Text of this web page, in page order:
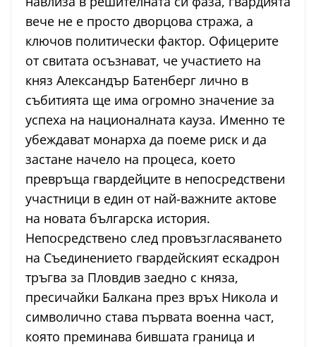
вече не е просто дворцова стража, а
ключов политически фактор. Офицерите
от свитата осъзнават, че участието на
княз Александър Батенберг лично в
събитията ще има огромно значение за
успеха на националната кауза. Именно те
убеждават монарха да поеме риск и да
застане начело на процеса, което
превръща гвардейците в непосредствени
участници в един от най-важните актове
на новата българска история.
Непосредствено след провъзгласяването
на Съединението гвардейският ескадрон
тръгва за Пловдив заедно с княза,
пресичайки Балкана през връх Никола и
символично става първата военна част,
която преминава бившата граница и